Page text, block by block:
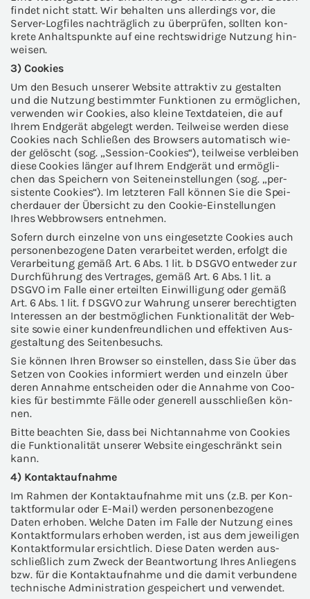
fin­det nicht statt. Wir be­hal­ten uns al­ler­dings vor, die
Server-​Logfiles nach­träg­lich zu über­prü­fen, soll­ten kon­
kre­te An­halts­punk­te auf eine rechts­wid­ri­ge Nut­zung hin­
wei­sen.
3) Coo­kies
Um den Be­such un­se­rer Web­site at­trak­tiv zu ge­stal­ten
und die Nut­zung be­stimm­ter Funk­tio­nen zu er­mög­li­chen,
ver­wen­den wir Coo­kies, also klei­ne Text­da­tei­en, die auf
Ihrem End­ge­rät ab­ge­legt wer­den. Teil­wei­se wer­den diese
Coo­kies nach Schlie­ßen des Brow­sers au­to­ma­tisch wie­
der ge­löscht (sog. „Session-​Cookies“), teil­wei­se ver­blei­ben
diese Coo­kies län­ger auf Ihrem End­ge­rät und er­mög­li­
chen das Spei­chern von Sei­ten­ein­stel­lun­gen (sog. „per­
sis­ten­te Coo­kies“). Im letz­te­ren Fall kön­nen Sie die Spei­
cher­dau­er der Über­sicht zu den Cookie-​Einstellungen
Ihres Web­brow­sers ent­neh­men.
So­fern durch ein­zel­ne von uns ein­ge­setz­te Coo­kies auch
per­so­nen­be­zo­ge­ne Daten ver­ar­bei­tet wer­den, er­folgt die
Ver­ar­bei­tung gemäß Art. 6 Abs. 1 lit. b DSGVO ent­we­der zur
Durch­füh­rung des Ver­tra­ges, gemäß Art. 6 Abs. 1 lit. a
DSGVO im Falle einer er­teil­ten Ein­wil­li­gung oder gemäß
Art. 6 Abs. 1 lit. f DSGVO zur Wah­rung un­se­rer be­rech­tig­ten
In­ter­es­sen an der best­mög­li­chen Funk­tio­na­li­tät der Web­
site sowie einer kun­den­freund­li­chen und ef­fek­ti­ven Aus­
ge­stal­tung des Sei­ten­be­suchs.
Sie kön­nen Ihren Brow­ser so ein­stel­len, dass Sie über das
Set­zen von Coo­kies in­for­miert wer­den und ein­zeln über
deren An­nah­me ent­schei­den oder die An­nah­me von Coo­
kies für be­stimm­te Fälle oder ge­ne­rell aus­schlie­ßen kön­
nen.
Bitte be­ach­ten Sie, dass bei Nicht­an­nah­me von Coo­kies
die Funk­tio­na­li­tät un­se­rer Web­site ein­ge­schränkt sein
kann.
4) Kon­takt­auf­nah­me
Im Rah­men der Kon­takt­auf­nah­me mit uns (z.B. per Kon­
takt­for­mu­lar oder E-​Mail) wer­den per­so­nen­be­zo­ge­ne
Daten er­ho­ben. Wel­che Daten im Falle der Nut­zung eines
Kon­takt­for­mu­lars er­ho­ben wer­den, ist aus dem je­wei­li­gen
Kon­takt­for­mu­lar er­sicht­lich. Diese Daten wer­den aus­
schließ­lich zum Zweck der Be­ant­wor­tung Ihres An­lie­gens
bzw. für die Kon­takt­auf­nah­me und die damit ver­bun­de­ne
tech­ni­sche Ad­mi­nis­tra­ti­on ge­spei­chert und ver­wen­det.